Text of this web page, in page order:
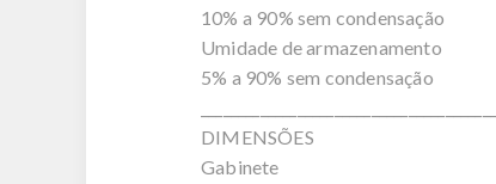
10% a 90% sem condensação
Umidade de armazenamento
5% a 90% sem condensação
DIMENSÕES
Gabinete